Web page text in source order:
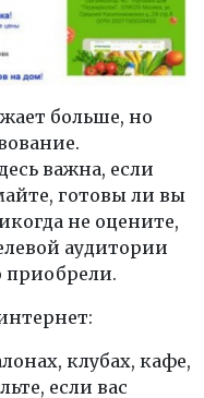
больше, но
важна, если
готовы ли вы
не оцените,
аудитории
приобрели.
клубах, кафе,
если вас